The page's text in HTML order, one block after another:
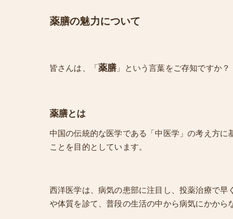
薬膳の魅力について
皆さんは、「薬膳」という言葉をご存知ですか？
薬膳とは
中国の伝統的な医学である「中医学」の考え方
ことを目的としています。
西洋医学は、病気の患部に注目し、投薬治療で
や体質を診て、普段の生活の中から病気にかから